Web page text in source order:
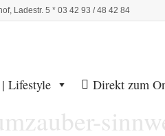
Ladestr. 5 * 03 42 93 / 48 42 84
Lifestyle Direkt zum